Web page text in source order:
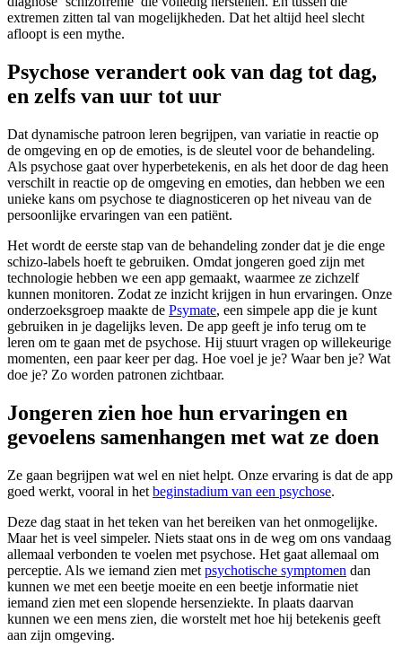
extremen zitten tal van mogelijkheden. Dat het altijd heel slecht
afloopt is een mythe.
Psychose verandert ook van dag tot dag,
en zelfs van uur tot uur
Dat dynamische patroon leren begrijpen, van variatie in reactie op
de omgeving en op de emoties, is de sleutel voor de behandeling.
Als psychose gaat over hyperbetekenis, en als het door de dag heen
verschilt in reactie op de omgeving en emoties, dan hebben we een
unieke kans om psychose te diagnosticeren op het niveau van de
persoonlijke ervaringen van een patiënt.
Het wordt de eerste stap van de behandeling zonder dat je die enge
schizo-labels hoeft te gebruiken. Omdat jongeren goed zijn met
technologie hebben we een app gemaakt, waarmee ze zichzelf
kunnen monitoren. Zodat ze inzicht krijgen in hun ervaringen. Onze
onderzoeksgroep maakte de Psymate, een simpele app die je kunt
gebruiken in je dagelijks leven. De app geeft je info terug om te
leren om te gaan met de psychose. Hij stuurt vragen op willekeurige
momenten, een paar keer per dag. Hoe voel je je? Waar ben je? Wat
doe je? Zo worden patronen zichtbaar.
Jongeren zien hoe hun ervaringen en
gevoelens samenhangen met wat ze doen
Ze gaan begrijpen wat wel en niet helpt. Onze ervaring is dat de app
goed werkt, vooral in het beginstadium van een psychose.
Deze dag staat in het teken van het bereiken van het onmogelijke.
Maar het is veel simpeler. Niets staat ons in de weg om ons vandaag
allemaal verbonden te voelen met psychose. Het gaat allemaal om
perceptie. Als we iemand zien met psychotische symptomen dan
kunnen we met een beetje moeite en een beetje informatie niet
iemand zien met een slopende hersenziekte. In plaats daarvan
kunnen we een mens zien, die worstelt met hoe hij betekenis geeft
aan zijn omgeving.